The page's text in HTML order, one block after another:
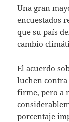
Una gran
encuestados
que su país
cambio
El acuerdo
luchen
firme, pero a
porcentaje